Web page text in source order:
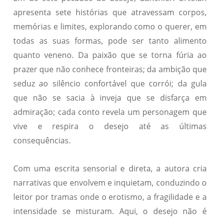
apresenta sete histórias que atravessam corpos,
memórias e limites, explorando como o querer, em
todas as suas formas, pode ser tanto alimento
quanto veneno. Da paixão que se torna fúria ao
prazer que não conhece fronteiras; da ambição que
seduz ao silêncio confortável que corrói; da gula
que não se sacia à inveja que se disfarça em
admiração; cada conto revela um personagem que
vive e respira o desejo até as últimas
consequências.
Com uma escrita sensorial e direta, a autora cria
narrativas que envolvem e inquietam, conduzindo o
leitor por tramas onde o erotismo, a fragilidade e a
intensidade se misturam. Aqui, o desejo não é